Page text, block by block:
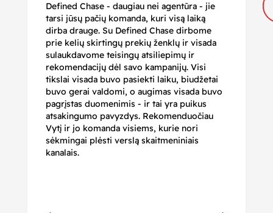
Defined Chase - daugiau nei agentūra - jie
tarsi jūsų pačių komanda, kuri visą laiką
dirba drauge. Su Defined Chase dirbome
prie kelių skirtingų prekių ženklų ir visada
sulaukdavome teisingų atsiliepimų ir
rekomendacijų dėl savo kampanijų. Visi
tikslai visada buvo pasiekti laiku, biudžetai
buvo gerai valdomi, o augimas visada buvo
pagrįstas duomenimis - ir tai yra puikus
atsakingumo pavyzdys. Rekomenduočiau
Vytį ir jo komanda visiems, kurie nori
sėkmingai plėsti verslą skaitmeniniais
kanalais.
ir